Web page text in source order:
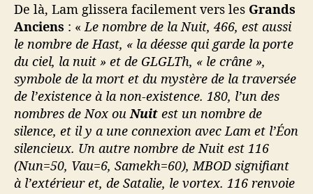
De là, Lam glissera facilement vers les Grands
Anciens : «Le nombre de la Nuit, 466, est aussi
le nombre de Hast, « la déesse qui garde la porte
du ciel, la nuit » et de GLGLTh, « le crâne »,
symbole de la mort et du mystère de la traversée
de l’existence à la non-existence. 180, l’un des
nombres de Nox ouNuit est un nombre de
silence, et il y a une connexion avec Lam et l’Éon
silencieux. Un autre nombre de Nuit est 116
(Nun=50, Vau=6, Samekh=60), MBOD signifiant
à l’extérieur et, de Satalie, le vortex. 116 renvoie